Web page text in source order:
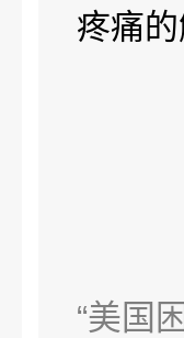
疼痛
“美国